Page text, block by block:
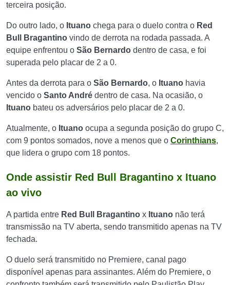
terceira posição.
Do outro lado, o Ituano chega para o duelo contra o Red
Bull Bragantino vindo de derrota na rodada passada. A
equipe enfrentou o São Bernardo dentro de casa, e foi
superada pelo placar de 2 a 0.
Antes da derrota para o São Bernardo, o Ituano havia
vencido o Santo André dentro de casa. Na ocasião, o
Ituano bateu os adversários pelo placar de 2 a 0.
Atualmente, o Ituano ocupa a segunda posição do grupo C,
com 9 pontos somados, nove a menos que o Corinthians,
que lidera o grupo com 18 pontos.
Onde assistir Red Bull Bragantino x Ituano
ao vivo
A partida entre Red Bull Bragantino x Ituano não terá
transmissão na TV aberta, sendo transmitido apenas na TV
fechada.
O duelo será transmitido no Premiere, canal pago
disponível apenas para assinantes. Além do Premiere, o